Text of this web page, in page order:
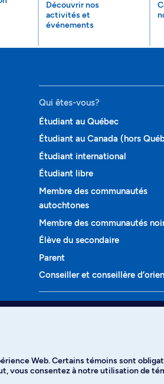
Découvrir nos
activités et
événements
Qui êtes-vous?
Étudiant au Québec
Étudiant au Canada (hors
Étudiant international
Étudiant libre
Membre des communautés
autochtones
Membre des communautés
Élève du secondaire
Parent
Conseiller et conseillère
Programmes et cours
Spotify
Web. Certains témoins sont
vous consentez à notre utilisation de